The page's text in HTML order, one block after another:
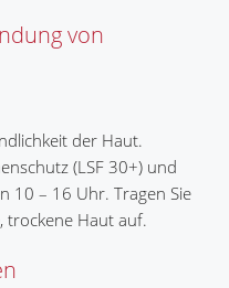
von
der Haut.
(LSF 30+) und
10 – 16 Uhr. Tragen Sie
trockene Haut auf.